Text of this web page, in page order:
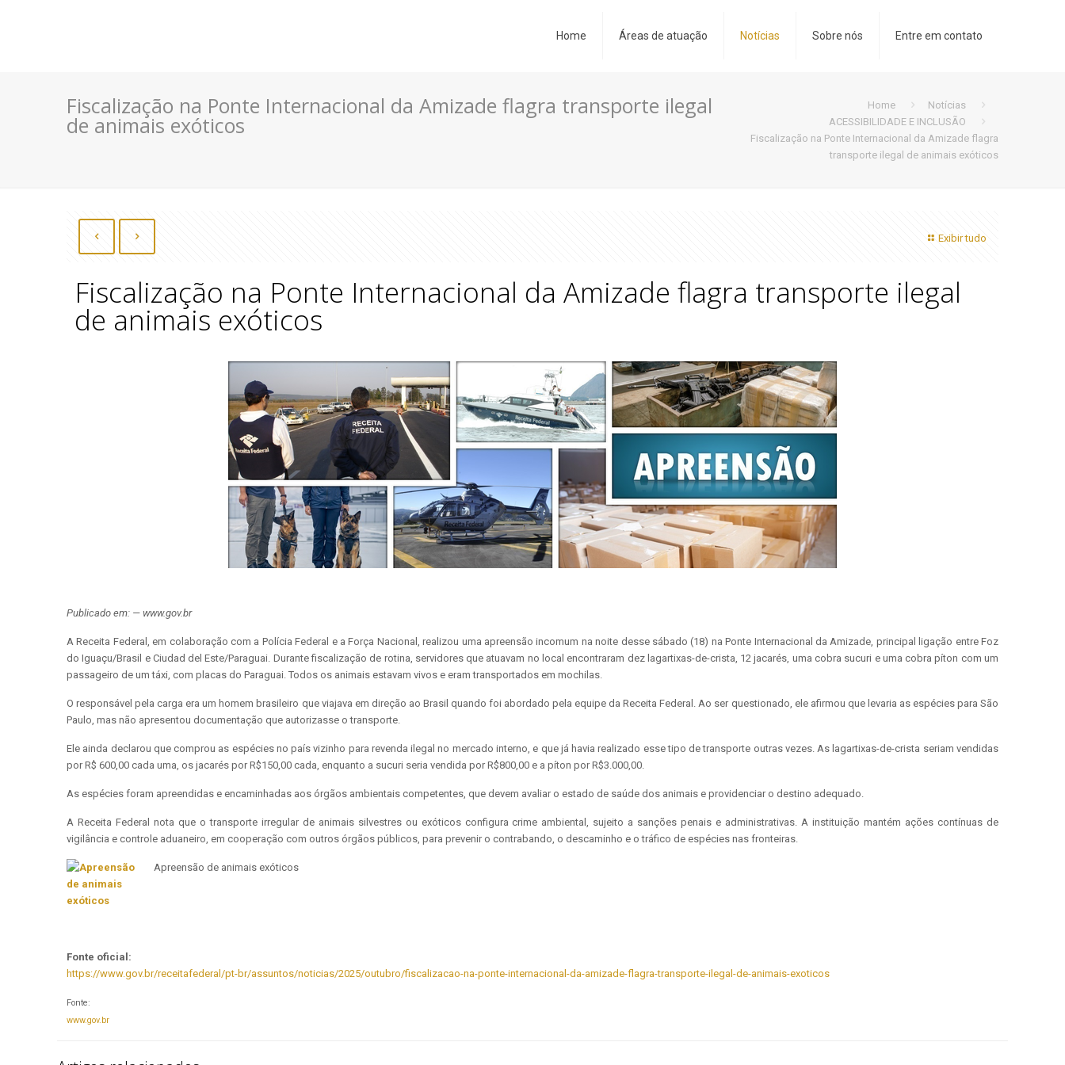
Home Áreas de atuação Notícias Sobre nós Entre em contato
Fiscalização na Ponte Internacional da Amizade flagra transporte ilegal
de animais exóticos
Home
Notícias
ACESSIBILIDADE E INCLUSÃO
Fiscalização na Ponte Internacional da Amizade flagra
transporte ilegal de animais exóticos
Exibir tudo
Fiscalização na Ponte Internacional da Amizade flagra transporte ilegal
de animais exóticos
Publicado em: — www.gov.br
A Receita Federal, em colaboração com a Polícia Federal e a Força Nacional, realizou uma apreensão incomum na noite desse sábado (18) na Ponte Internacional da Amizade, principal ligação entre Foz
do Iguaçu/Brasil e Ciudad del Este/Paraguai. Durante fiscalização de rotina, servidores que atuavam no local encontraram dez lagartixas-de-crista, 12 jacarés, uma cobra sucuri e uma cobra píton com um
passageiro de um táxi, com placas do Paraguai. Todos os animais estavam vivos e eram transportados em mochilas.
O responsável pela carga era um homem brasileiro que viajava em direção ao Brasil quando foi abordado pela equipe da Receita Federal. Ao ser questionado, ele afirmou que levaria as espécies para São
Paulo, mas não apresentou documentação que autorizasse o transporte.
Ele ainda declarou que comprou as espécies no país vizinho para revenda ilegal no mercado interno, e que já havia realizado esse tipo de transporte outras vezes. As lagartixas-de-crista seriam vendidas
por R$ 600,00 cada uma, os jacarés por R$150,00 cada, enquanto a sucuri seria vendida por R$800,00 e a píton por R$3.000,00.
As espécies foram apreendidas e encaminhadas aos órgãos ambientais competentes, que devem avaliar o estado de saúde dos animais e providenciar o destino adequado.
A Receita Federal nota que o transporte irregular de animais silvestres ou exóticos configura crime ambiental, sujeito a sanções penais e administrativas. A instituição mantém ações contínuas de
vigilância e controle aduaneiro, em cooperação com outros órgãos públicos, para prevenir o contrabando, o descaminho e o tráfico de espécies nas fronteiras.
Apreensão de animais exóticos
Fonte oficial:
https://www.gov.br/receitafederal/pt-br/assuntos/noticias/2025/outubro/fiscalizacao-na-ponte-internacional-da-amizade-flagra-transporte-ilegal-de-animais-exoticos
Fonte:
www.gov.br